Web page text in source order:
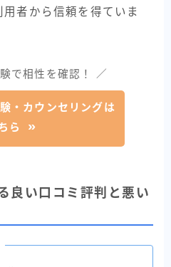
者から信頼を得ていま
で相性を確認！ ／
・カウンセリングは
ら
良い口コミ評判と悪い